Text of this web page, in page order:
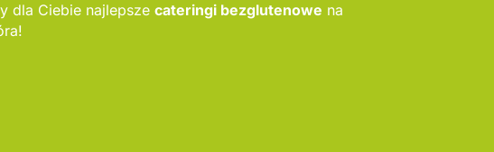
dla Ciebie najlepsze cateringi bezglutenowe na